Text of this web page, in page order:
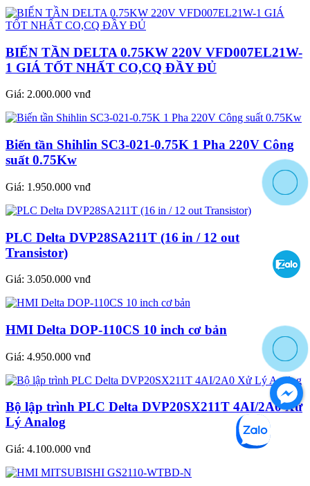
BIẾN TẦN DELTA 0.75KW 220V VFD007EL21W-
1 GIÁ TỐT NHẤT CO,CQ ĐẦY ĐỦ
Giá: 2.000.000 vnđ
Biến tần Shihlin SC3-021-0.75K 1 Pha 220V Công
suất 0.75Kw
Giá: 1.950.000 vnđ
PLC Delta DVP28SA211T (16 in / 12 out
Transistor)
Giá: 3.050.000 vnđ
HMI Delta DOP-110CS 10 inch cơ bản
Giá: 4.950.000 vnđ
Bộ lập trình PLC Delta DVP20SX211T 4AI/2A0 Xử
Lý Analog
Giá: 4.100.000 vnđ